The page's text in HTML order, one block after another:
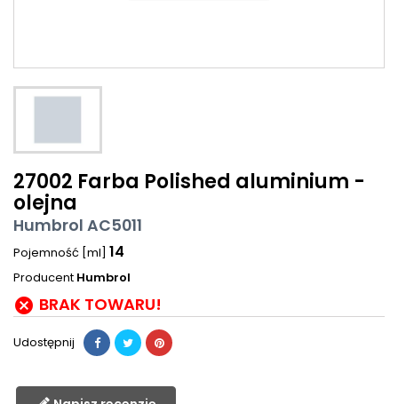
27002 Farba Polished aluminium -
olejna
Humbrol AC5011
Pojemność [ml] 14
Producent Humbrol
 BRAK TOWARU!
Udostępnij